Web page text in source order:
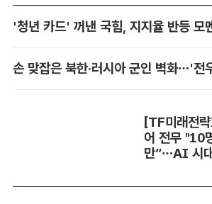
'청년 카드' 꺼낸 국힘, 지지율 반등 모
손 맞잡은 북한·러시아 군인 벽화…'전
[TF미래전
어 전무 "10
만”…AI 시